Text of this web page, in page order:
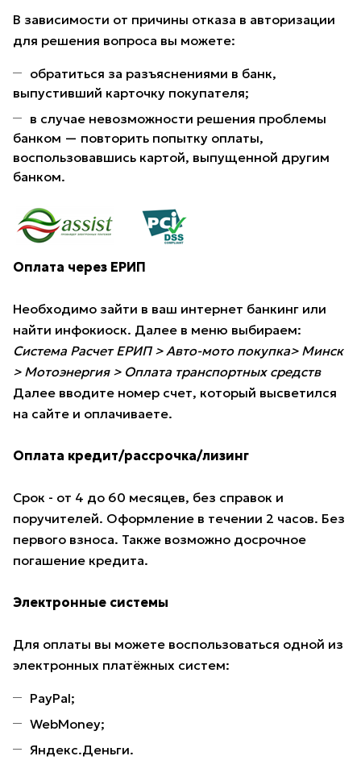
В зависимости от причины отказа в авторизации
для решения вопроса вы можете:
обратиться за разъяснениями в банк,
выпустивший карточку покупателя;
в случае невозможности решения проблемы
банком — повторить попытку оплаты,
воспользовавшись картой, выпущенной другим
банком.
Оплата через ЕРИП
Необходимо зайти в ваш интернет банкинг или
найти инфокиоск. Далее в меню выбираем:
Система Расчет ЕРИП > Авто-мото покупка> Минск
> Мотоэнергия > Оплата транспортных средств
Далее вводите номер счет, который высветился
на сайте и оплачиваете.
Оплата кредит/рассрочка/лизинг
Срок - от 4 до 60 месяцев, без справок и
поручителей. Оформление в течении 2 часов. Без
первого взноса. Также возможно досрочное
погашение кредита.
Электронные системы
Для оплаты вы можете воспользоваться одной из
электронных платёжных систем:
PayPal;
WebMoney;
Яндекс.Деньги.